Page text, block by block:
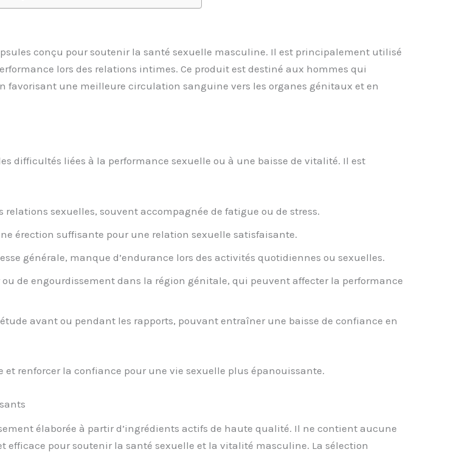
conçu pour soutenir la santé sexuelle masculine. Il est principalement utilisé
lors des relations intimes. Ce produit est destiné aux hommes qui
une meilleure circulation sanguine vers les organes génitaux et en
difficultés liées à la performance sexuelle ou à une baisse de vitalité. Il est
relations sexuelles, souvent accompagnée de fatigue ou de stress.
érection suffisante pour une relation sexuelle satisfaisante.
générale, manque d’endurance lors des activités quotidiennes ou sexuelles.
ou de engourdissement dans la région génitale, qui peuvent affecter la performance
avant ou pendant les rapports, pouvant entraîner une baisse de confiance en
renforcer la confiance pour une vie sexuelle plus épanouissante.
élaborée à partir d’ingrédients actifs de haute qualité. Il ne contient aucune
pour soutenir la santé sexuelle et la vitalité masculine. La sélection